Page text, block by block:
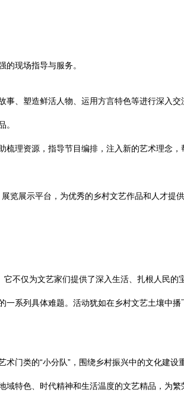
现场指导与服务。
、塑造鲜活人物、运用方言特色等进行深入
。
理资源，指导节目编排，注入新的艺术理念
览展示平台，为优秀的乡村文艺作品和人才提
不仅为文艺家们提供了深入生活、扎根人民
系列具体难题。活动犹如在乡村文艺土壤中
门类的“小分队”，围绕乡村振兴中的文化建设
特色、时代精神和生活温度的文艺精品，为